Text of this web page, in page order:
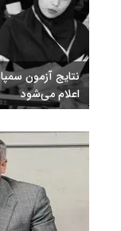
نتایج آزمون
اعلام می‌شود